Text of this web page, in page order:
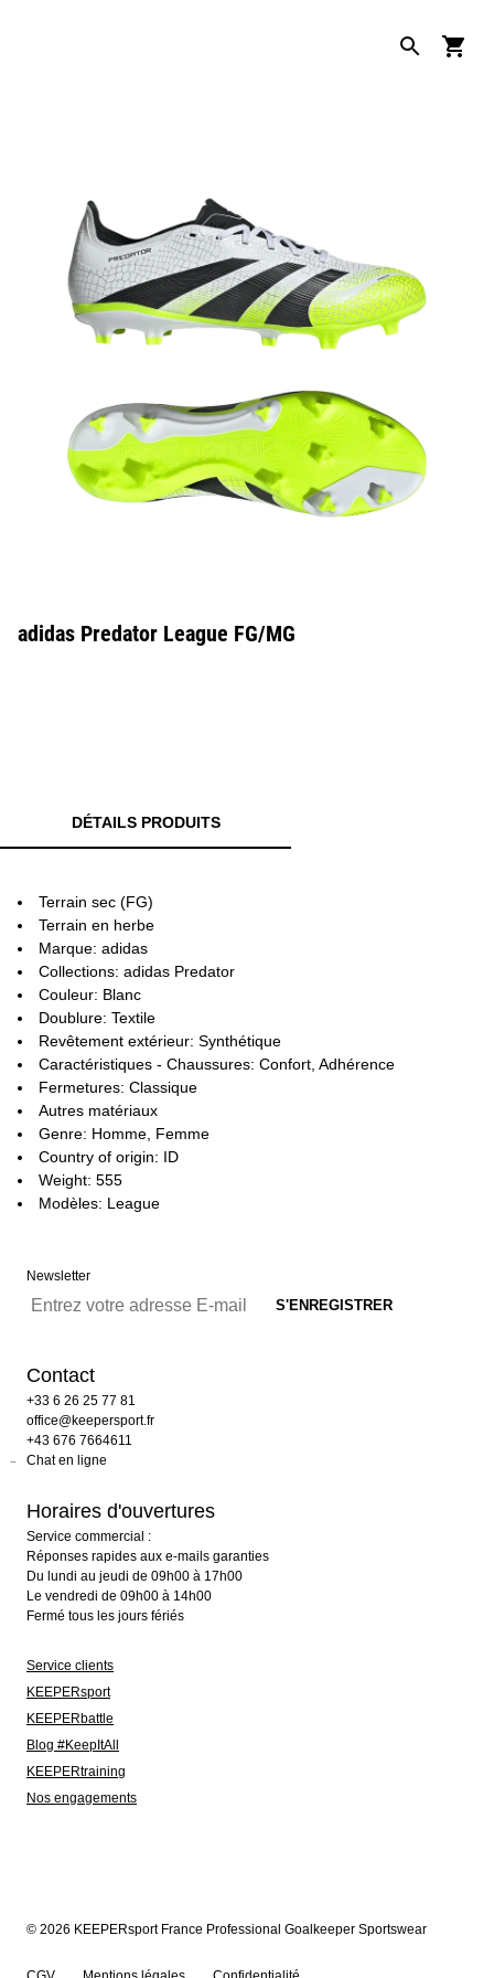
adidas Predator League FG/MG
DÉTAILS PRODUITS
Terrain sec (FG)
Terrain en herbe
Marque: adidas
Collections: adidas Predator
Couleur: Blanc
Doublure: Textile
Revêtement extérieur: Synthétique
Caractéristiques - Chaussures: Confort, Adhérence
Fermetures: Classique
Autres matériaux
Genre: Homme, Femme
Country of origin: ID
Weight: 555
Modèles: League
Newsletter
Contact
+33 6 26 25 77 81
office@keepersport.fr
+43 676 7664611
Chat en ligne
Horaires d'ouvertures
Service commercial :
Réponses rapides aux e-mails garanties
Du lundi au jeudi de 09h00 à 17h00
Le vendredi de 09h00 à 14h00
Fermé tous les jours fériés
Service clients
KEEPERsport
KEEPERbattle
Blog #KeepItAll
KEEPERtraining
Nos engagements
© 2026 KEEPERsport France Professional Goalkeeper Sportswear